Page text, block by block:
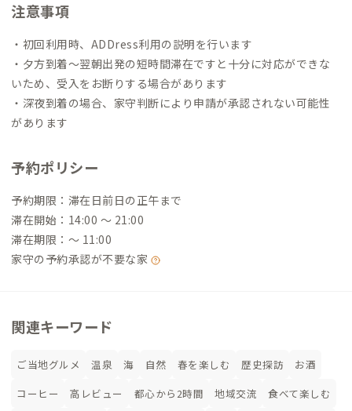
注意事項
・初回利用時、ADDress利用の説明を行います
・夕方到着～翌朝出発の短時間滞在ですと十分に対応ができな
いため、受入をお断りする場合があります
・深夜到着の場合、家守判断により申請が承認されない可能性
があります
予約ポリシー
予約期限：滞在日前日の正午まで
滞在開始：14:00 〜 21:00
滞在期限：〜 11:00
家守の予約承認が不要な家
関連キーワード
ご当地グルメ 温泉 海 自然 春を楽しむ 歴史探訪
お酒
コーヒー
高レビュー 都心から2時間 地域交流
食べて楽しむ